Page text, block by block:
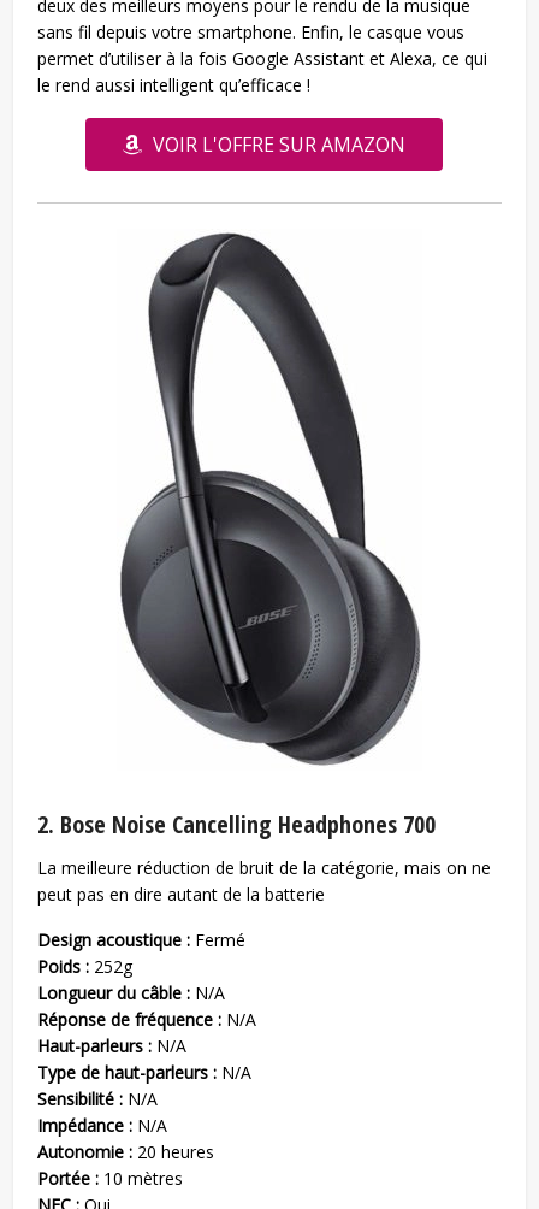
deux des meilleurs moyens pour le rendu de la musique
sans fil depuis votre smartphone. Enfin, le casque vous
permet d’utiliser à la fois Google Assistant et Alexa, ce qui
le rend aussi intelligent qu’efficace !
VOIR L'OFFRE SUR AMAZON
2. Bose Noise Cancelling Headphones 700
La meilleure réduction de bruit de la catégorie, mais on ne
peut pas en dire autant de la batterie
Design acoustique : Fermé
Poids : 252g
Longueur du câble : N/A
Réponse de fréquence : N/A
Haut-parleurs : N/A
Type de haut-parleurs : N/A
Sensibilité : N/A
Impédance : N/A
Autonomie : 20 heures
Portée : 10 mètres